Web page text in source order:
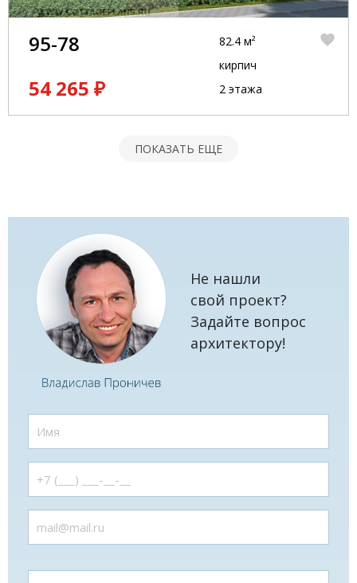
95-78
54 265 ₽
82.4 м²
кирпич
2 этажа
ПОКАЗАТЬ ЕЩЕ
Не нашли
свой проект?
Задайте вопрос
архитектору!